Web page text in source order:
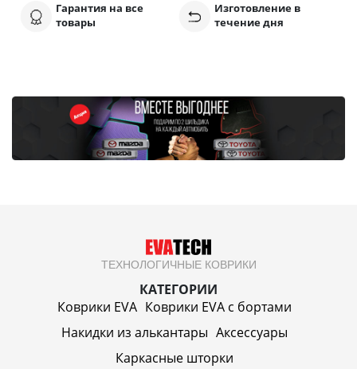
Гарантия на все
товары
Изготовление в
течение дня
ТЕХНОЛОГИЧНЫЕ КОВРИКИ
КАТЕГОРИИ
Коврики EVA Коврики EVA c бортами
Накидки из алькантары Аксессуары
Каркасные шторки